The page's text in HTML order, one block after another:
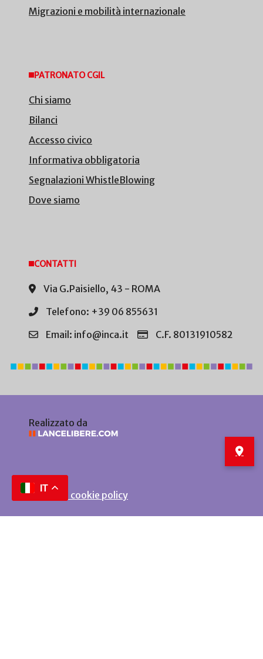
Migrazioni e mobilità internazionale
PATRONATO CGIL
Chi siamo
Bilanci
Accesso civico
Informativa obbligatoria
Segnalazioni WhistleBlowing
Dove siamo
CONTATTI
Via G.Paisiello, 43 - ROMA
Telefono: +39 06 855631
Email: info@inca.it
C.F. 80131910582
Realizzato da
Privacy e cookie policy
IT